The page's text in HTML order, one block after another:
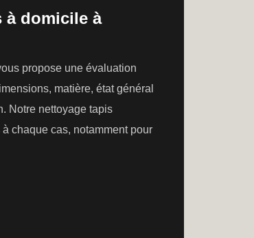
à domicile à
propose une évaluation
matière, état général
Notre nettoyage tapis
chaque cas, notamment pour